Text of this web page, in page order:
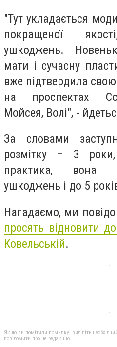
"Тут укладається
покращеної
ушкоджень.
мати і сучасну
вже підтвердила
на проспектах
Мойсея, Волі", -
За словами
розмітку – 3
практика, вона
ушкоджень і до 5
Нагадаємо, ми
просять відновити
Ковельській.
Якщо ви помітили помилку, виділіть
повідомити про це редакцію